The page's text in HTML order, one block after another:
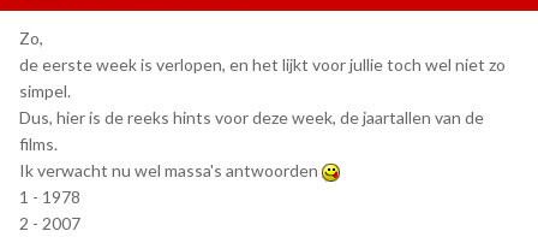
Zo,
de eerste week is verlopen, en het lijkt voor jullie toch wel niet zo
simpel.
Dus, hier is de reeks hints voor deze week, de jaartallen van de
films.
Ik verwacht nu wel massa's antwoorden
1 - 1978
2 - 2007